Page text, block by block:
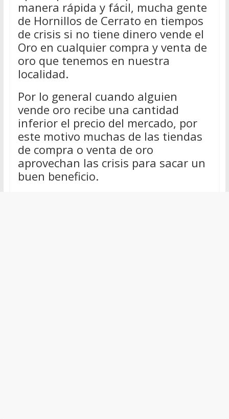
manera rápida y fácil, mucha gente
de Hornillos de Cerrato en tiempos
de crisis si no tiene dinero vende el
Oro en cualquier compra y venta de
oro que tenemos en nuestra
localidad.
Por lo general cuando alguien
vende oro recibe una cantidad
inferior el precio del mercado, por
este motivo muchas de las tiendas
de compra o venta de oro
aprovechan las crisis para sacar un
buen beneficio.